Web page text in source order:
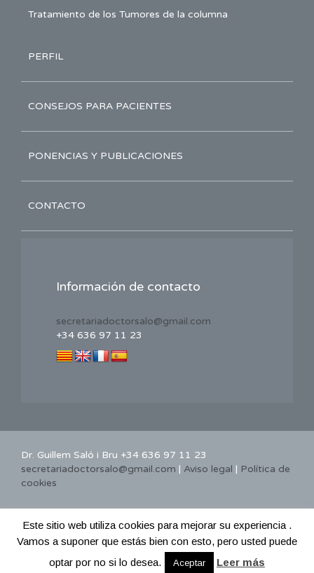
Tratamiento de los Tumores de la columna
PERFIL
CONSEJOS PARA PACIENTES
PONENCIAS Y PUBLICACIONES
CONTACTO
Información de contacto
secretariadoctorsalo@gmail.com
+34 636 97 11 23
Dr. Guillem Saló i Bru +34 636 97 11 23
secretariadoctorsalo@gmail.com | Aviso legal | Política de
cookies
Este sitio web utiliza cookies para mejorar su experiencia .
Vamos a suponer que estás bien con esto, pero usted puede
optar por no si lo desea.
Aceptar Leer más